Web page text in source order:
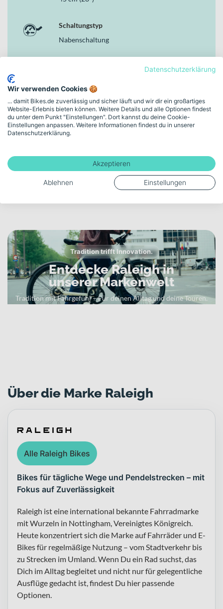
Schaltungstyp
Nabenschaltung
Motor
Bosch Active Line Plus, 36 V / 250 W / 50 Nm
Tradition trifft Innovation.
Entdecke Raleigh in
unserer Markenwelt
Tradition mit Fahrgefühl – Für deinen Alltag und deine Touren.
Über die Marke Raleigh
Alle Raleigh Bikes
Bikes für tägliche Wege und Pendelstrecken – mit
Fokus auf Zuverlässigkeit
Raleigh ist eine international bekannte Fahrradmarke
mit Wurzeln in Nottingham, Vereinigtes Königreich.
Heute konzentriert sich die Marke auf Fahrräder und E-
Bikes für regelmäßige Nutzung – vom Stadtverkehr bis
zu Strecken im Umland. Wenn Du ein Rad suchst, das
Dich im Alltag begleitet und nicht nur für gelegentliche
Ausflüge gedacht ist, findest Du hier passende
Optionen.
Datenschutzerklärung
Wir verwenden Cookies 🍪
... damit Bikes.de zuverlässig und sicher läuft und wir dir ein großartiges
Website-Erlebnis bieten können. Weitere Details und alle Optionen findest
du unter dem Punkt "Einstellungen". Dort kannst du deine Cookie-
Einstellungen anpassen. Weitere Informationen findest du in unserer
Datenschutzerklärung.
Akzeptieren
Ablehnen Einstellungen